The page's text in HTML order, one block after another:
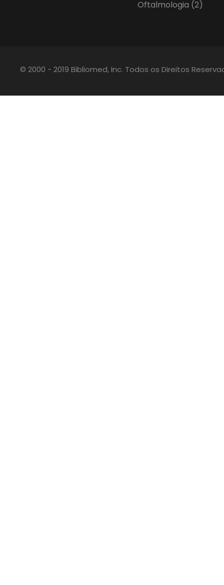
Oftalmologia (2)
© 2000 - 2019 Bibliomed, Inc. Todos os Direitos